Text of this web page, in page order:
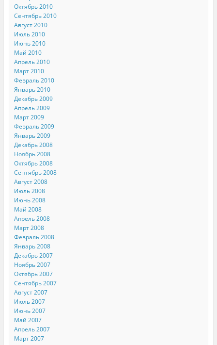
Октябрь 2010
Сентябрь 2010
Август 2010
Июль 2010
Июнь 2010
Май 2010
Апрель 2010
Март 2010
Февраль 2010
Январь 2010
Декабрь 2009
Апрель 2009
Март 2009
Февраль 2009
Январь 2009
Декабрь 2008
Ноябрь 2008
Октябрь 2008
Сентябрь 2008
Август 2008
Июль 2008
Июнь 2008
Май 2008
Апрель 2008
Март 2008
Февраль 2008
Январь 2008
Декабрь 2007
Ноябрь 2007
Октябрь 2007
Сентябрь 2007
Август 2007
Июль 2007
Июнь 2007
Май 2007
Апрель 2007
Март 2007